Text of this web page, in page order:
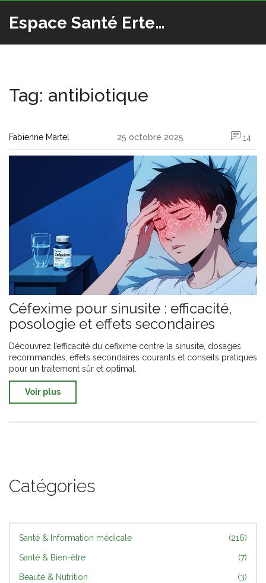
Espace Santé Ertedis
Tag: antibiotique
Fabienne Martel 25 octobre 2025 14
Céfexime pour sinusite : efficacité,
posologie et effets secondaires
Découvrez l’efficacité du cefixime contre la sinusite, dosages
recommandés, effets secondaires courants et conseils pratiques
pour un traitement sûr et optimal.
Voir plus
Catégories
Santé & Information médicale (216)
Santé & Bien-être (7)
Beauté & Nutrition (3)